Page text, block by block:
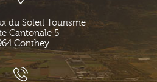
du Soleil Tourisme
Cantonale 5
Conthey